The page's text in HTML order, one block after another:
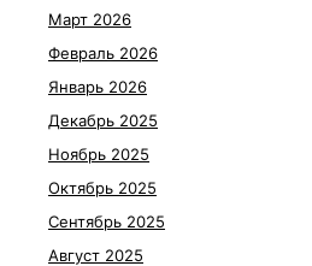
Март 2026
Февраль 2026
Январь 2026
Декабрь 2025
Ноябрь 2025
Октябрь 2025
Сентябрь 2025
Август 2025